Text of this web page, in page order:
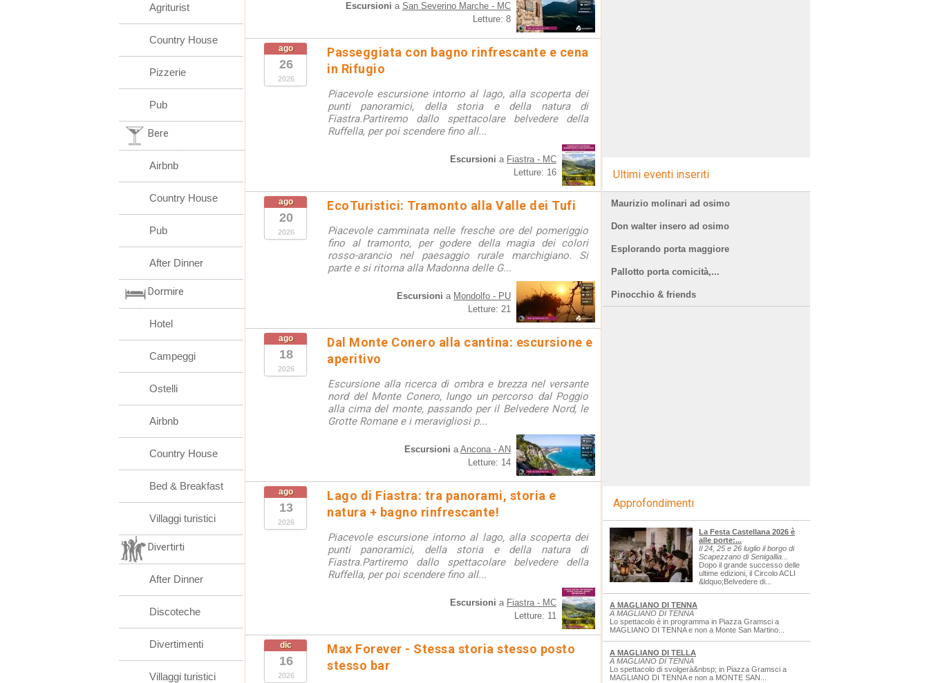
Escursioni a San Severino Marche - MC
Letture: 8
ago
26
2026
Passeggiata con bagno rinfrescante e cena
in Rifugio
Piacevole escursione intorno al lago, alla scoperta dei
punti panoramici, della storia e della natura di
Fiastra.Partiremo dallo spettacolare belvedere della
Ruffella, per poi scendere fino all...
Escursioni a Fiastra - MC
Letture: 16
ago
20
2026
EcoTuristici: Tramonto alla Valle dei Tufi
Piacevole camminata nelle fresche ore del pomeriggio
fino al tramonto, per godere della magia dei colori
rosso-arancio nel paesaggio rurale marchigiano. Si
parte e si ritorna alla Madonna delle G...
Escursioni a Mondolfo - PU
Letture: 21
ago
18
2026
Dal Monte Conero alla cantina: escursione e
aperitivo
Escursione alla ricerca di ombra e brezza nel versante
nord del Monte Conero, lungo un percorso dal Poggio
alla cima del monte, passando per il Belvedere Nord, le
Grotte Romane e i meravigliosi p...
Escursioni aAncona - AN
Letture: 14
ago
13
2026
Lago di Fiastra: tra panorami, storia e
natura + bagno rinfrescante!
Piacevole escursione intorno al lago, alla scoperta dei
punti panoramici, della storia e della natura di
Fiastra.Partiremo dallo spettacolare belvedere della
Ruffella, per poi scendere fino all...
Escursioni a Fiastra - MC
Letture: 11
dic
16
2026
Max Forever - Stessa storia stesso posto
stesso bar
Agriturist
Country House
Pizzerie
Pub
Bere
Airbnb
Country House
Pub
After Dinner
Dormire
Hotel
Campeggi
Ostelli
Airbnb
Country House
Bed & Breakfast
Villaggi turistici
Divertirti
After Dinner
Discoteche
Divertimenti
Villaggi turistici
Ultimi eventi inseriti
Maurizio molinari ad osimo
Don walter insero ad osimo
Esplorando porta maggiore
Pallotto porta comicità,...
Pinocchio & friends
Approfondimenti
La Festa Castellana 2026 è
alle porte:...
Il 24, 25 e 26 luglio il borgo di
Scapezzano di Senigallia...
Dopo il grande successo delle
ultime edizioni, il Circolo ACLI
&ldquo;Belvedere di...
A MAGLIANO DI TENNA
A MAGLIANO DI TENNA
Lo spettacolo è in programma in Piazza Gramsci a
MAGLIANO DI TENNA e non a Monte San Martino...
A MAGLIANO DI TELLA
A MAGLIANO DI TENNA
Lo spettacolo di svolgerà&nbsp; in Piazza Gramsci a
MAGLIANO DI TENNA e non a MONTE SAN...